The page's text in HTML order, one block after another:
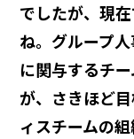
でしたが、現
ね。グループ
に関与するチ
が、さきほど
ィスチームの